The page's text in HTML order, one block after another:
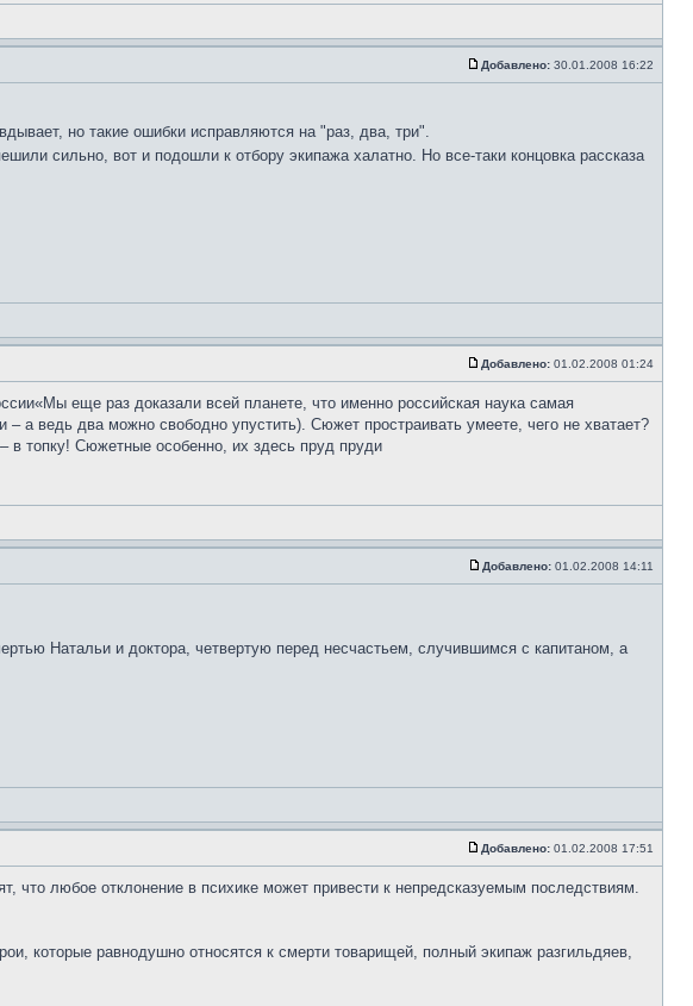
Добавлено: 30.01.2008 16:22
но такие ошибки исправляются на "раз, два, три".
сильно, вот и подошли к отбору экипажа халатно. Но все-таки концовка рассказа
Добавлено: 01.02.2008 01:24
еще раз доказали всей планете, что именно российская наука самая
а ведь два можно свободно упустить). Сюжет простраивать умеете, чего не хватает?
в топку! Сюжетные особенно, их здесь пруд пруди
Добавлено: 01.02.2008 14:11
Натальи и доктора, четвертую перед несчастьем, случившимся с капитаном, а
Добавлено: 01.02.2008 17:51
что любое отклонение в психике может привести к непредсказуемым последствиям.
которые равнодушно относятся к смерти товарищей, полный экипаж разгильдяев,